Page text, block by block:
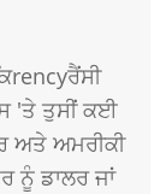
'ਤੇ ਤੁਸੀਂ ਕਈ
ਅਤੇ ਅਮਰੀਕੀ
ਡਾਲਰ ਜਾਂ